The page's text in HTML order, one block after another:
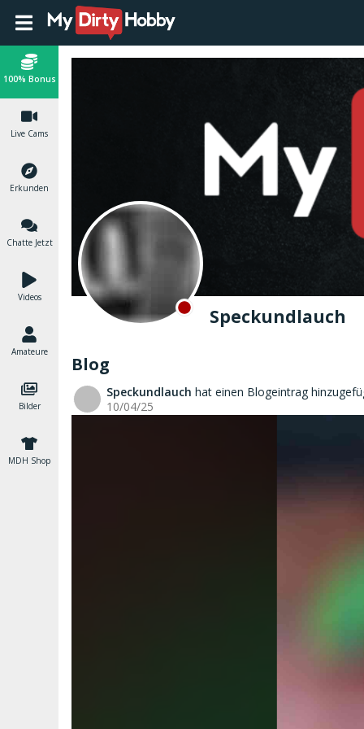
100% Bonus
Live Cams
Erkunden
Chatte Jetzt
Videos
Amateure
Bilder
MDH Shop
Speckundlauch
Blog
Speckundlauch hat einen Blogeintrag
10/04/25